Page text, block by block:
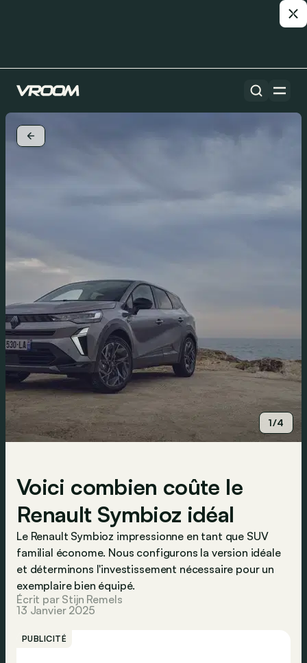
1/4
Voici combien coûte le
Renault Symbioz idéal
Le Renault Symbioz impressionne en tant que SUV
familial économe. Nous configurons la version idéale
et déterminons l'investissement nécessaire pour un
exemplaire bien équipé.
Écrit par Stijn Remels
13 Janvier 2025
PUBLICITÉ